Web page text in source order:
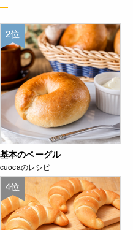
2位
基本のベーグル
cuocaのレシピ
4位